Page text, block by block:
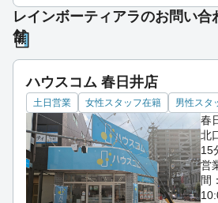
レインボーティアラのお問い合
舗
ハウスコム 春日井店
土日営業 女性スタッフ在籍 男性スタ
春
北
15
営
間：